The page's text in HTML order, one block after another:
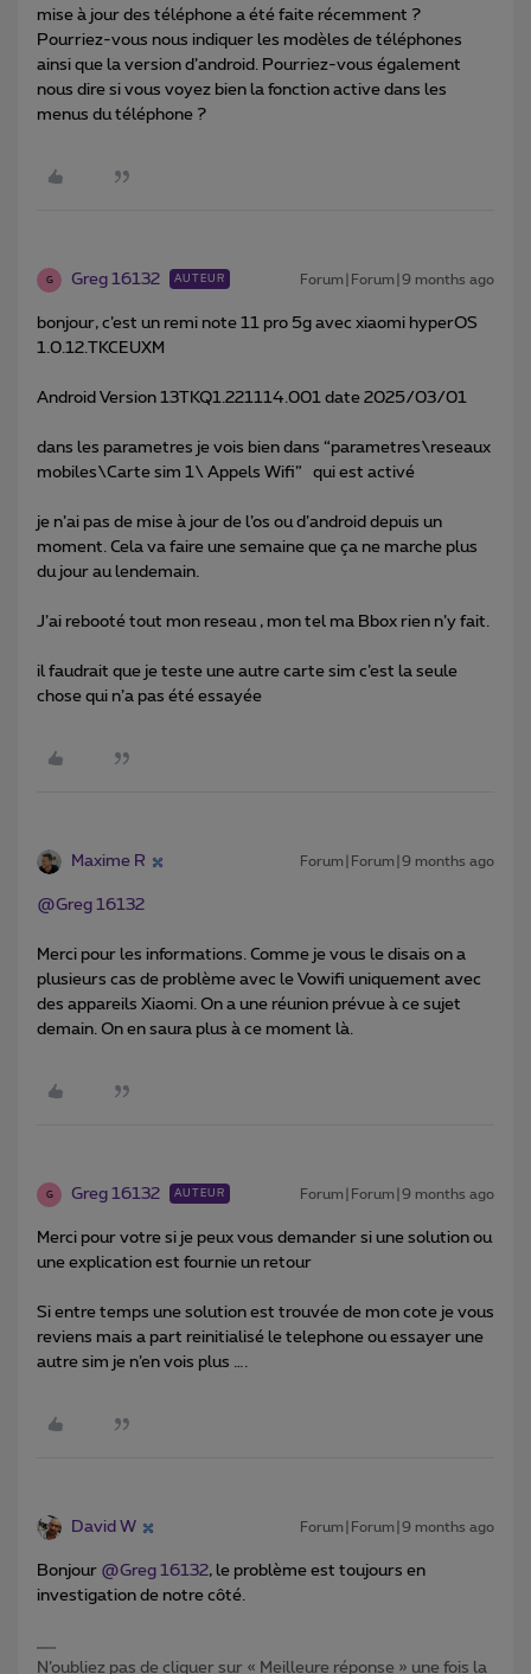
mise à jour des téléphone a été faite récemment ?
Pourriez-vous nous indiquer les modèles de téléphones
ainsi que la version d’android. Pourriez-vous également
nous dire si vous voyez bien la fonction active dans les
menus du téléphone ?
G Greg 16132 AUTEUR Forum|Forum|9 months ago
bonjour, c’est un remi note 11 pro 5g avec xiaomi hyperOS
1.0.12.TKCEUXM
Android Version 13TKQ1.221114.001 date 2025/03/01
dans les parametres je vois bien dans “parametres\reseaux
mobiles\Carte sim 1\ Appels Wifi” qui est activé
je n’ai pas de mise à jour de l’os ou d’android depuis un
moment. Cela va faire une semaine que ça ne marche plus
du jour au lendemain.
J’ai rebooté tout mon reseau , mon tel ma Bbox rien n’y fait.
il faudrait que je teste une autre carte sim c’est la seule
chose qui n’a pas été essayée
Maxime R Forum|Forum|9 months ago
@Greg 16132
Merci pour les informations. Comme je vous le disais on a
plusieurs cas de problème avec le Vowifi uniquement avec
des appareils Xiaomi. On a une réunion prévue à ce sujet
demain. On en saura plus à ce moment là.
G Greg 16132 AUTEUR Forum|Forum|9 months ago
Merci pour votre si je peux vous demander si une solution ou
une explication est fournie un retour
Si entre temps une solution est trouvée de mon cote je vous
reviens mais a part reinitialisé le telephone ou essayer une
autre sim je n’en vois plus ….
David W Forum|Forum|9 months ago
Bonjour ​ @Greg 16132, le problème est toujours en
investigation de notre côté.
N’oubliez pas de cliquer sur « Meilleure réponse » une fois la